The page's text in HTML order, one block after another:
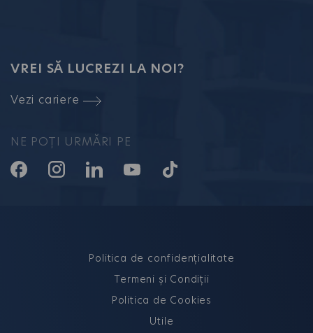
VREI SĂ LUCREZI LA NOI?
Vezi cariere
NE POȚI URMĂRI PE
Politica de confidențialitate
Termeni și Condiții
Politica de Cookies
Utile